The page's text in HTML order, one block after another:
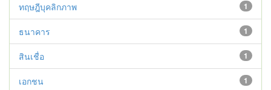
1
ทฤษฎีบุคลิกภาพ
1
ธนาคาร
1
สินเชื่อ
1
เอกชน